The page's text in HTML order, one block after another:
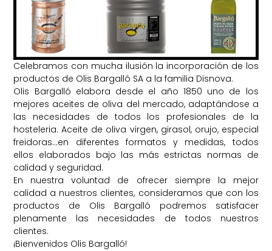
Celebramos con mucha ilusión la incorporación de los
productos de Olis Bargalló SA a la familia Disnova.
Olis Bargalló elabora desde el año 1850 uno de los
mejores aceites de oliva del mercado, adaptándose a
las necesidades de todos los profesionales de la
hosteleria. Aceite de oliva virgen, girasol, orujo, especial
freidoras…en diferentes formatos y medidas, todos
ellos elaborados bajo las más estrictas normas de
calidad y seguridad.
En nuestra voluntad de ofrecer siempre la mejor
calidad a nuestros clientes, consideramos que con los
productos de Olis Bargalló podremos satisfacer
plenamente las necesidades de todos nuestros
clientes.
¡Bienvenidos Olis Bargalló!